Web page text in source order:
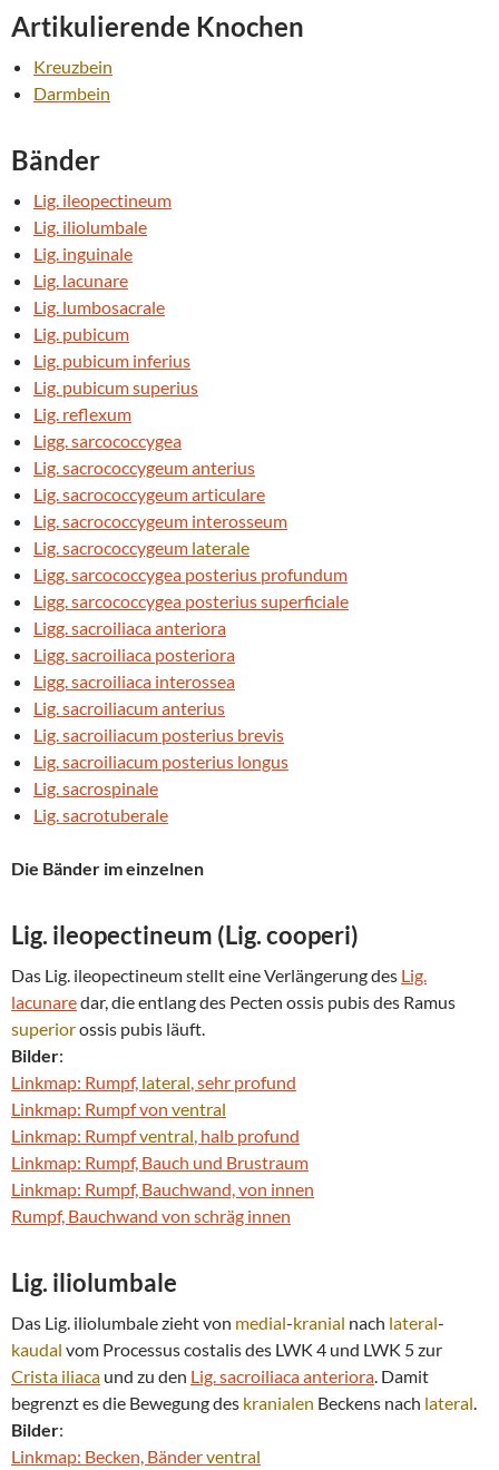
Artikulierende Knochen
Kreuzbein
Darmbein
Bänder
Lig. ileopectineum
Lig. iliolumbale
Lig. inguinale
Lig. lacunare
Lig. lumbosacrale
Lig. pubicum
Lig. pubicum inferius
Lig. pubicum superius
Lig. reflexum
Ligg. sarcococcygea
Lig. sacrococcygeum anterius
Lig. sacrococcygeum articulare
Lig. sacrococcygeum interosseum
Lig. sacrococcygeum laterale
Ligg. sarcococcygea posterius profundum
Ligg. sarcococcygea posterius superficiale
Ligg. sacroiliaca anteriora
Ligg. sacroiliaca posteriora
Ligg. sacroiliaca interossea
Lig. sacroiliacum anterius
Lig. sacroiliacum posterius brevis
Lig. sacroiliacum posterius longus
Lig. sacrospinale
Lig. sacrotuberale
Die Bänder im einzelnen
Lig. ileopectineum (Lig. cooperi)
Das Lig. ileopectineum stellt eine Verlängerung des Lig.
lacunaredar, die entlang des Pecten ossis pubis des Ramus
superiorossis pubis läuft.
Bilder:
Linkmap: Rumpf, lateral , sehr profund
Linkmap: Rumpf von ventral
Linkmap: Rumpfventral , halb profund
Linkmap: Rumpf, Bauch und Brustraum
Linkmap: Rumpf, Bauchwand, von innen
Rumpf, Bauchwand von schräg innen
Lig. iliolumbale
Das Lig. iliolumbale zieht von medial-kranial nach lateral-
kaudal vom Processus costalis des LWK 4 und LWK 5 zur
Crista iliaca und zu den Lig. sacroiliaca anteriora . Damit
begrenzt es die Bewegung des kranialen Beckens nach lateral
Bilder:
Linkmap: Becken, Bänderventral